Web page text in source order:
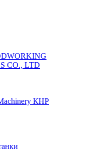
CO., LTD
КНР